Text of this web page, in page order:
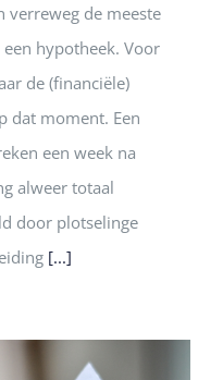
verreweg de meeste
hypotheek. Voor
de (financiële)
dat moment. Een
een week na
alweer totaal
door plotselinge
[...]